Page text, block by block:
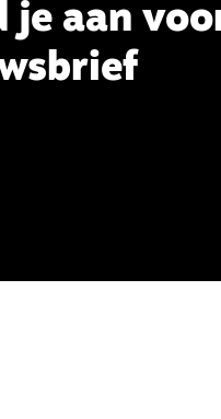
je aan